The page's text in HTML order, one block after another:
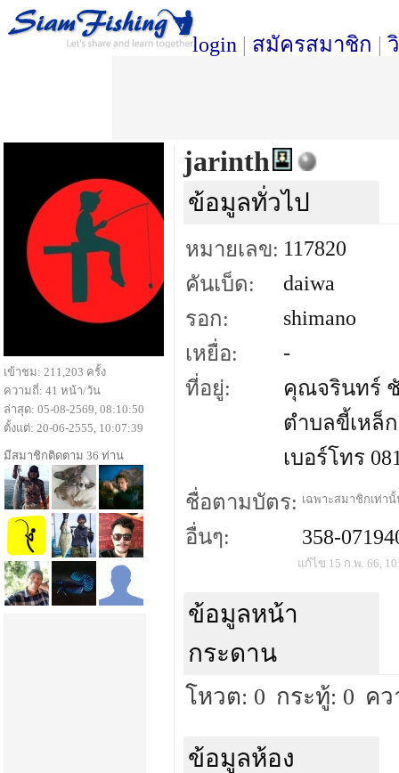
login | สมัครสมาชิก |
jarinth
ข้อมูลทั่วไป
หมายเลข: 117820
คันเบ็ด:
daiwa
รอก:
shimano
เหยื่อ:
-
ที่อยู่:
คุณจรินทร์ ชั
ตำบลขี้เหล็
เบอร์โทร
ชื่อตามบัตร: เฉพาะสมาชิกเท่า
อื่นๆ: 358-
แก้ไข 15 ก.พ. 66,
ข้อมูลหน้า
กระดาน
โหวต: 0 กระทู้: 0 ค
ข้อมูลห้อง
เข้าชม: 211,203 ครั้ง
ความถี่: 41 หน้า/วัน
ล่าสุด: 05-08-2569, 08:10:50
ตั้งแต่: 20-06-2555, 10:07:39
มีสมาชิกติดตาม 36 ท่าน